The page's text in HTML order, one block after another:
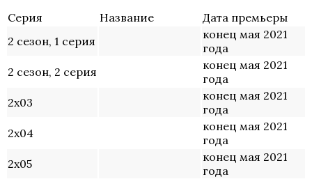
Серия Название
Дата премьеры
2 сезон, 1 серия
конец мая 2021
года
2 сезон, 2 серия
конец мая 2021
года
2х03
конец мая 2021
года
2х04
конец мая 2021
года
2х05
конец мая 2021
года